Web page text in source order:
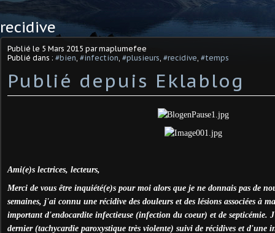
recidive
Publié le 5 Mars 2015 par maplumefee
Publié dans : #bien #infection #plusieurs #recidive #temps
Publié depuis Eklablog
Ami(e)s lectrices, lecteurs,
Merci de vous être inquiété(e)s pour moi alors que je ne donnais pas de
semaines, j'ai connu une récidive des douleurs et des lésions associées à
important d'endocardite infectieuse (infection du coeur) et de septicémie.
dernier (tachycardie paroxystique très violente) suivi de récidives et d'une